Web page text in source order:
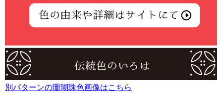
別パターンの珊瑚珠色画像はこちら